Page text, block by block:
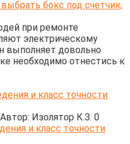
при ремонте
электрическому
выполняет довольно
необходимо отнестись к
и класс точности
Автор: Изолятор К.З. 0